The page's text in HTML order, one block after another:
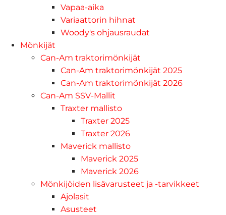
Vapaa-aika
Variaattorin hihnat
Woody's ohjausraudat
Mönkijät
Can-Am traktorimönkijät
Can-Am traktorimönkijät 2025
Can-Am traktorimönkijät 2026
Can-Am SSV-Mallit
Traxter mallisto
Traxter 2025
Traxter 2026
Maverick mallisto
Maverick 2025
Maverick 2026
Mönkijöiden lisävarusteet ja -tarvikkeet
Ajolasit
Asusteet